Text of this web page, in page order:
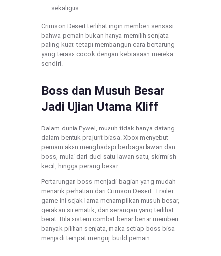
sekaligus
Crimson Desert terlihat ingin memberi sensasi
bahwa pemain bukan hanya memilih senjata
paling kuat, tetapi membangun cara bertarung
yang terasa cocok dengan kebiasaan mereka
sendiri.
Boss dan Musuh Besar
Jadi Ujian Utama Kliff
Dalam dunia Pywel, musuh tidak hanya datang
dalam bentuk prajurit biasa. Xbox menyebut
pemain akan menghadapi berbagai lawan dan
boss, mulai dari duel satu lawan satu, skirmish
kecil, hingga perang besar.
Pertarungan boss menjadi bagian yang mudah
menarik perhatian dari Crimson Desert. Trailer
game ini sejak lama menampilkan musuh besar,
gerakan sinematik, dan serangan yang terlihat
berat. Bila sistem combat benar benar memberi
banyak pilihan senjata, maka setiap boss bisa
menjadi tempat menguji build pemain.